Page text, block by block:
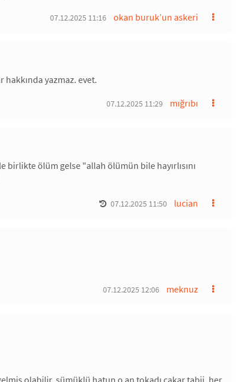
okan buruk’un askeri
07.12.2025 11:16
hakkında yazmaz. evet.
mığrıbı
07.12.2025 11:29
birlikte ölüm gelse "allah ölümün bile hayırlısını
lucian
07.12.2025 11:50
meknuz
07.12.2025 12:06
olabilir. sümüklü hatun o an tokadı çakar tabii. her